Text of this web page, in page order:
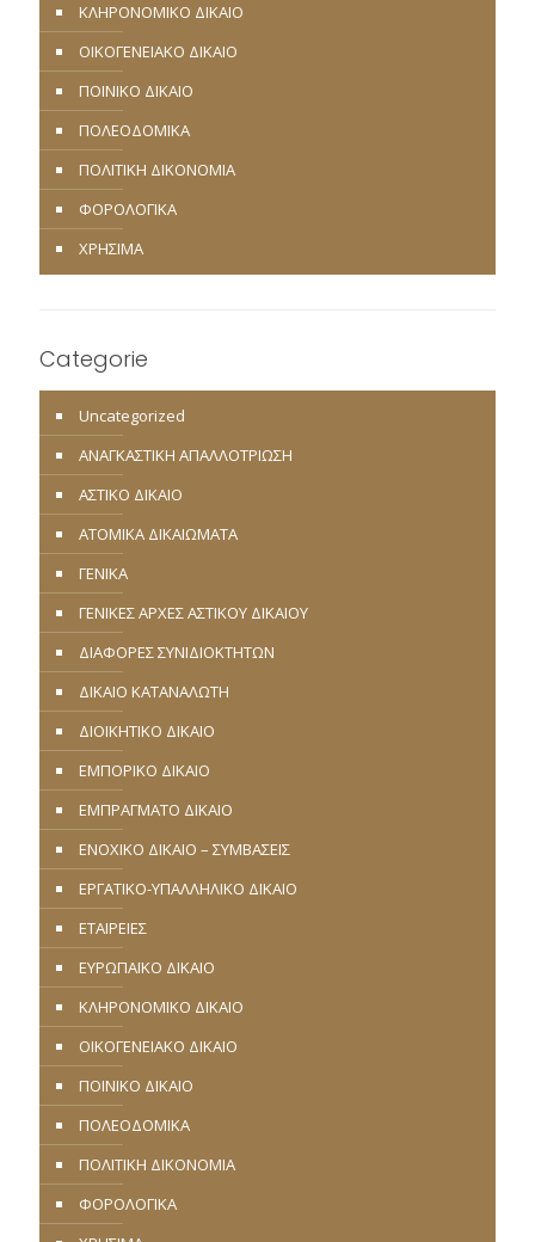
ΚΛΗΡΟΝΟΜΙΚΟ ΔΙΚΑΙΟ
ΟΙΚΟΓΕΝΕΙΑΚΟ ΔΙΚΑΙΟ
ΠΟΙΝΙΚΟ ΔΙΚΑΙΟ
ΠΟΛΕΟΔΟΜΙΚΑ
ΠΟΛΙΤΙΚΗ ΔΙΚΟΝΟΜΙΑ
ΦΟΡΟΛΟΓΙΚΑ
ΧΡΗΣΙΜΑ
Categorie
Uncategorized
ΑΝΑΓΚΑΣΤΙΚΗ ΑΠΑΛΛΟΤΡΙΩΣΗ
ΑΣΤΙΚΟ ΔΙΚΑΙΟ
ΑΤΟΜΙΚΑ ΔΙΚΑΙΩΜΑΤΑ
ΓΕΝΙΚΑ
ΓΕΝΙΚΕΣ ΑΡΧΕΣ ΑΣΤΙΚΟΥ ΔΙΚΑΙΟΥ
ΔΙΑΦΟΡΕΣ ΣΥΝΙΔΙΟΚΤΗΤΩΝ
ΔΙΚΑΙΟ ΚΑΤΑΝΑΛΩΤΗ
ΔΙΟΙΚΗΤΙΚΟ ΔΙΚΑΙΟ
ΕΜΠΟΡΙΚΟ ΔΙΚΑΙΟ
ΕΜΠΡΑΓΜΑΤΟ ΔΙΚΑΙΟ
ΕΝΟΧΙΚΟ ΔΙΚΑΙΟ – ΣΥΜΒΑΣΕΙΣ
ΕΡΓΑΤΙΚΟ-ΥΠΑΛΛΗΛΙΚΟ ΔΙΚΑΙΟ
ΕΤΑΙΡΕΙΕΣ
ΕΥΡΩΠΑΪΚΟ ΔΙΚΑΙΟ
ΚΛΗΡΟΝΟΜΙΚΟ ΔΙΚΑΙΟ
ΟΙΚΟΓΕΝΕΙΑΚΟ ΔΙΚΑΙΟ
ΠΟΙΝΙΚΟ ΔΙΚΑΙΟ
ΠΟΛΕΟΔΟΜΙΚΑ
ΠΟΛΙΤΙΚΗ ΔΙΚΟΝΟΜΙΑ
ΦΟΡΟΛΟΓΙΚΑ